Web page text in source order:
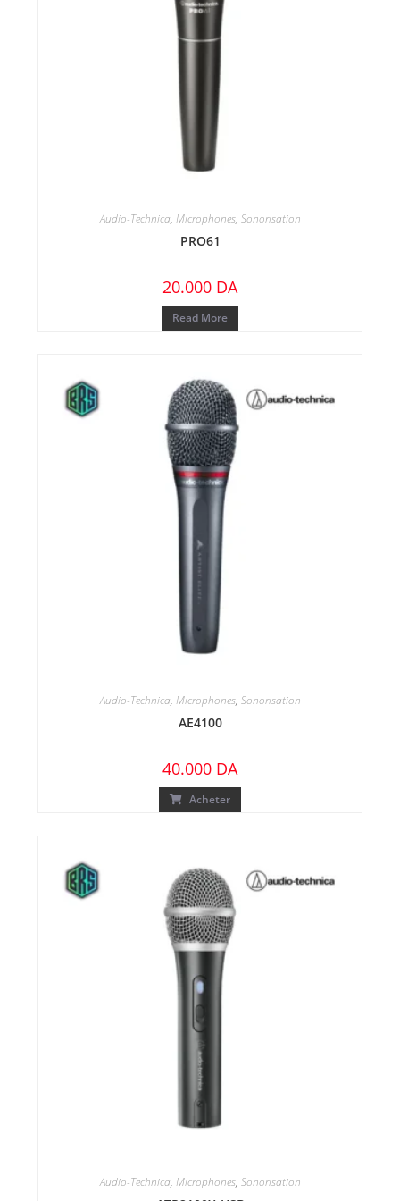
Audio-Technica, Microphones, Sonorisation
PRO61
20.000 DA
Read More
Audio-Technica, Microphones, Sonorisation
AE4100
40.000 DA
Acheter
Audio-Technica, Microphones, Sonorisation